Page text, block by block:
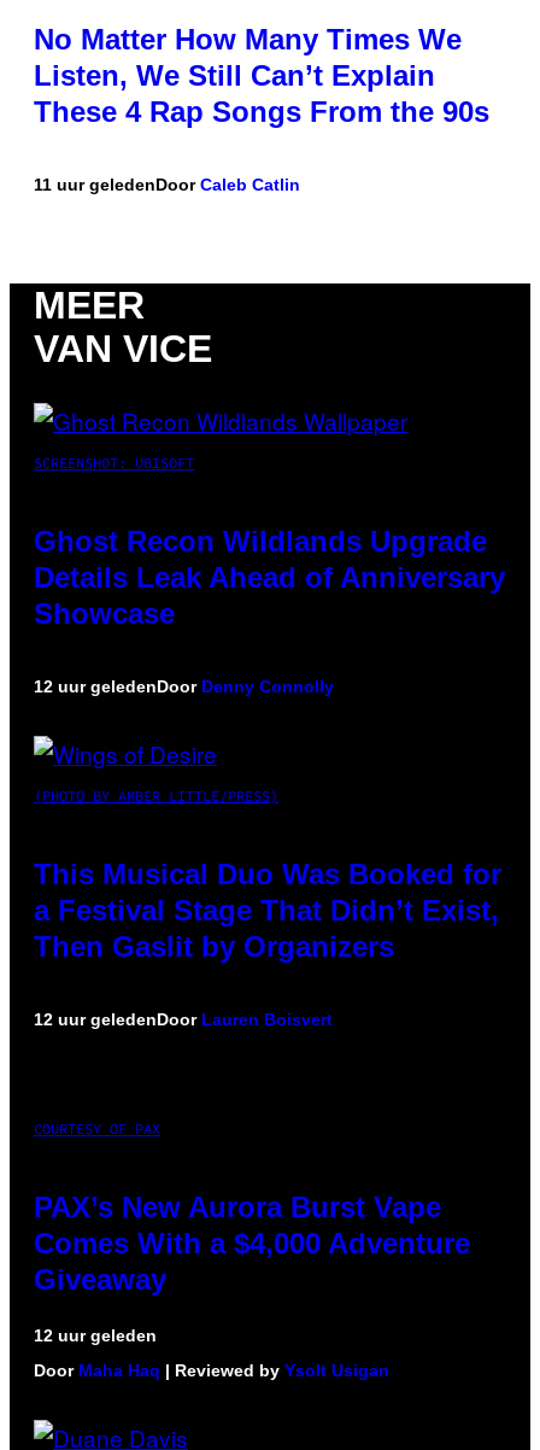
No Matter How Many Times We
Listen, We Still Can’t Explain
These 4 Rap Songs From the 90s
11 uur geledenDoorCaleb Catlin
MEER
VAN VICE
SCREENSHOT: UBISOFT
Ghost Recon Wildlands Upgrade
Details Leak Ahead of Anniversary
Showcase
12 uur geledenDoor Denny Connolly
(PHOTO BY AMBER LITTLE/PRESS)
This Musical Duo Was Booked for
a Festival Stage That Didn’t Exist,
Then Gaslit by Organizers
12 uur geledenDoor Lauren Boisvert
COURTESY OF PAX
PAX’s New Aurora Burst Vape
Comes With a $4,000 Adventure
Giveaway
12 uur geleden
Door Maha Haq | Reviewed by Ysolt Usigan